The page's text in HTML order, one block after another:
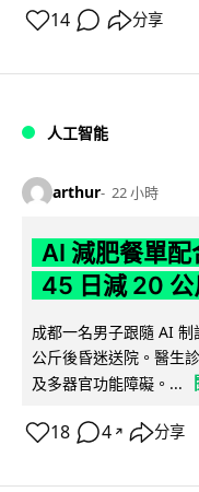
14 分享
人工智能
arthur 22 小時
AI 減肥餐單
45 日減 20 公
成都一名男子跟隨 AI
公斤後昏迷送院。醫生
及多器官功能障礙。...
18 4 ↗ 分享